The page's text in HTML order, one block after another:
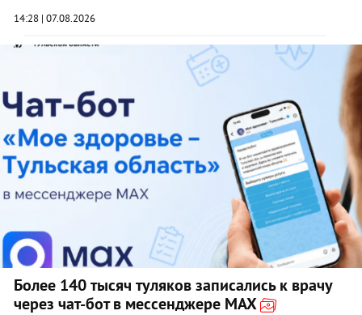
14:28 | 07.08.2026
Более 140 тысяч туляков записались к врачу
через чат-бот в мессенджере MAX